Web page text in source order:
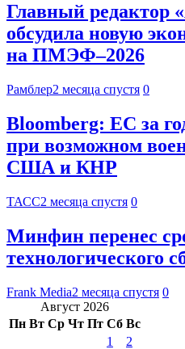
Главный редактор
обсудила новую
на ПМЭФ–2026
Рамблер2 месяца спустя 0
Bloomberg: ЕС за
при возможном
США и КНР
ТАСС2 месяца спустя 0
Минфин перенес
технологического
Frank Media2 месяца спустя 0
Август 2026
Пн Вт Ср Чт Пт Сб Вс
1
2